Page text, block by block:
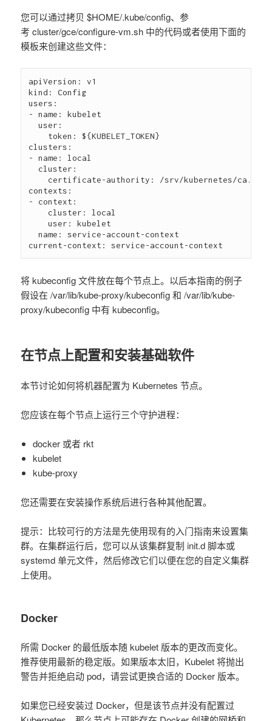
您可以通过拷贝 $HOME/.kube/config、参
考 cluster/gce/configure-vm.sh 中的代码或者使用下面的
模板来创建这些文件：
apiVersion: v1
kind: Config
users:
- name: kubelet
  user:
    token: ${KUBELET_TOKEN}
clusters:
- name: local
  cluster:
    certificate-authority: /srv/kubernetes/ca.crt
contexts:
- context:
    cluster: local
    user: kubelet
  name: service-account-context
将 kubeconfig 文件放在每个节点上。以后本指南的例子
假设在 /var/lib/kube-proxy/kubeconfig 和 /var/lib/kube-
proxy/kubeconfig 中有 kubeconfig。
在节点上配置和安装基础软件
本节讨论如何将机器配置为 Kubernetes 节点。
您应该在每个节点上运行三个守护进程：
docker 或者 rkt
kubelet
kube-proxy
您还需要在安装操作系统后进行各种其他配置。
提示：比较可行的方法是先使用现有的入门指南来设置集
群。在集群运行后，您可以从该集群复制 init.d 脚本或
systemd 单元文件，然后修改它们以便在您的自定义集群
上使用。
Docker
所需 Docker 的最低版本随 kubelet 版本的更改而变化。
推荐使用最新的稳定版。如果版本太旧，Kubelet 将抛出
警告并拒绝启动 pod，请尝试更换合适的 Docker 版本。
如果您已经安装过 Docker，但是该节点并没有配置过